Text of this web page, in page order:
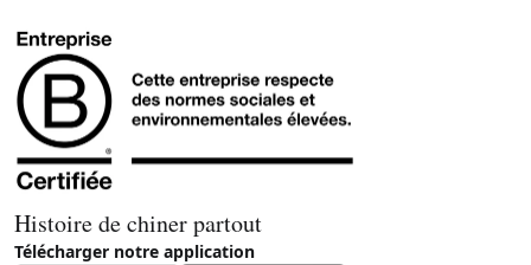
Histoire de chiner partout
Télécharger notre application